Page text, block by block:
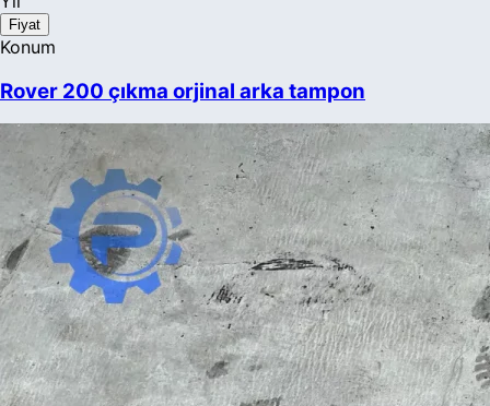
Peugeot
Pontiac
Porsche
Proton
Renault
Rover
Saab
Fiyat
Konum
Rover 200 çıkma orjinal arka tampon